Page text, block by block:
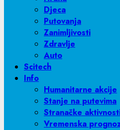
Djeca
Putovanja
Zanimljivosti
Zdravlje
Auto
Scitech
Info
Humanitarne akcije
Stanje na putevima
Stranačke
Vremenska